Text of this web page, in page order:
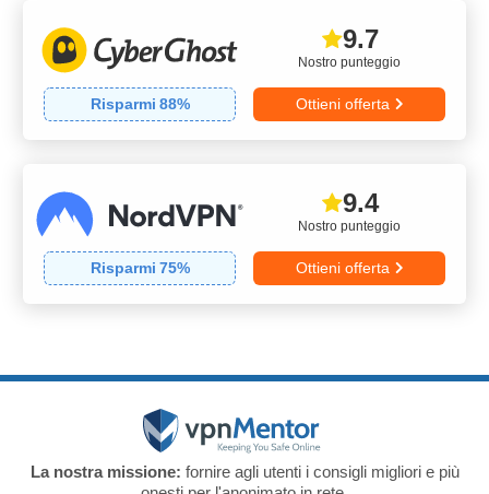
Nostro punteggio
9.7
Risparmi 88% Ottieni offerta
Nostro punteggio
9.4
Risparmi 75% Ottieni offerta
La nostra missione: fornire agli utenti i consigli migliori e più